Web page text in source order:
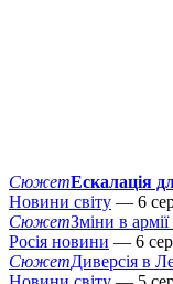
СюжетЕскалація
Новини світу — 6
СюжетЗміни в
Росія новини — 6
СюжетДиверсія в